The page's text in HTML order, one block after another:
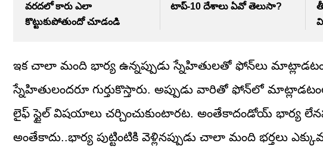
వరదలో కారు ఎలా
కొట్టుకుపోతుందో చూడండి
టాప్‌-10 దేశాలు ఏవో తెలుసా?
ఇక చాలా మంది భార్య ఉన్నప్పుడు స్నేహితులతో ఫోన్‌లు
స్నేహితులందరూ గుర్తుకొస్తారు. అప్పుడు వారితో ఫోన్‌లో
లైఫ్‌ స్టైల్‌ విషయాలు చర్చించుకుంటారట. అంతేకాదండోయ్‌ భార్య
అంతేకాదు..భార్య పుట్టింటికి వెళ్లినప్పుడు చాలా మంది భర్తలు